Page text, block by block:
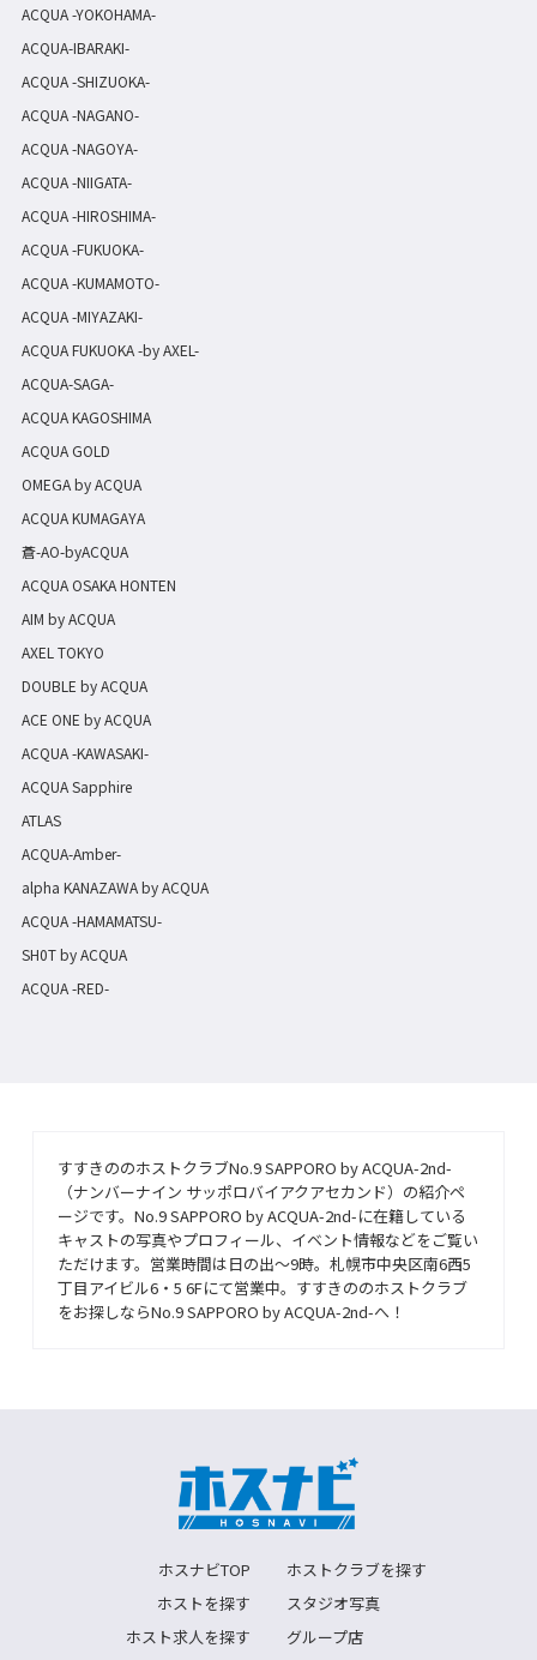
ACQUA -YOKOHAMA-
ACQUA-IBARAKI-
ACQUA -SHIZUOKA-
ACQUA -NAGANO-
ACQUA -NAGOYA-
ACQUA -NIIGATA-
ACQUA -HIROSHIMA-
ACQUA -FUKUOKA-
ACQUA -KUMAMOTO-
ACQUA -MIYAZAKI-
ACQUA FUKUOKA -by AXEL-
ACQUA-SAGA-
ACQUA KAGOSHIMA
ACQUA GOLD
OMEGA by ACQUA
ACQUA KUMAGAYA
蒼-AO-byACQUA
ACQUA OSAKA HONTEN
AIM by ACQUA
AXEL TOKYO
DOUBLE by ACQUA
ACE ONE by ACQUA
ACQUA -KAWASAKI-
ACQUA Sapphire
ATLAS
ACQUA-Amber-
alpha KANAZAWA by ACQUA
ACQUA -HAMAMATSU-
SH0T by ACQUA
ACQUA -RED-
すすきののホストクラブNo.9 SAPPORO by ACQUA-2nd-
（ナンバーナイン サッポロバイアクアセカンド）の紹介ペ
ージです。No.9 SAPPORO by ACQUA-2nd-に在籍している
キャストの写真やプロフィール、イベント情報などをご覧い
ただけます。営業時間は日の出〜9時。札幌市中央区南6西5
丁目アイビル6・5 6Fにて営業中。すすきののホストクラブ
をお探しならNo.9 SAPPORO by ACQUA-2nd-へ！
ホスナビTOP
ホストクラブを探す
ホストを探す
スタジオ写真
ホスト求人を探す
グループ店